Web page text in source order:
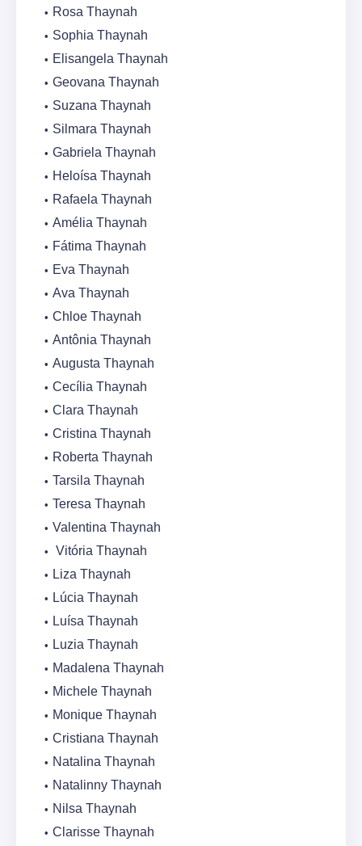
Rosa Thaynah
Sophia Thaynah
Elisangela Thaynah
Geovana Thaynah
Suzana Thaynah
Silmara Thaynah
Gabriela Thaynah
Heloísa Thaynah
Rafaela Thaynah
Amélia Thaynah
Fátima Thaynah
Eva Thaynah
Ava Thaynah
Chloe Thaynah
Antônia Thaynah
Augusta Thaynah
Cecília Thaynah
Clara Thaynah
Cristina Thaynah
Roberta Thaynah
Tarsila Thaynah
Teresa Thaynah
Valentina Thaynah
Vitória Thaynah
Liza Thaynah
Lúcia Thaynah
Luísa Thaynah
Luzia Thaynah
Madalena Thaynah
Michele Thaynah
Monique Thaynah
Cristiana Thaynah
Natalina Thaynah
Natalinny Thaynah
Nilsa Thaynah
Clarisse Thaynah